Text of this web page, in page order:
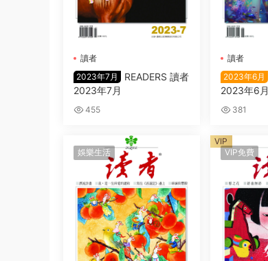
讀者
2023年7月
READERS 讀者
2023年7月
455
讀者
2023年6月
2023年6月
381
娛樂生活 VIP免費
VIP